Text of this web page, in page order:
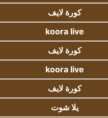
كورة لايف
koora live
كورة لايف
koora live
كورة لايف
يلا شوت